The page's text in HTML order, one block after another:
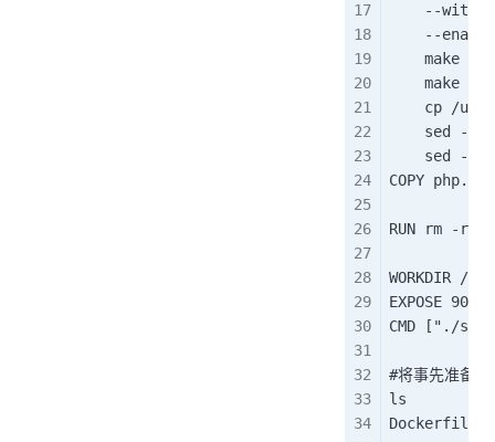
--with-
--
make -j
make
cp /
sed -i
sed -i
COPY
RUN rm -rf /
WORKDIR /
EXPOSE
CMD ["./
#将事先准备
ls
Dockerfile